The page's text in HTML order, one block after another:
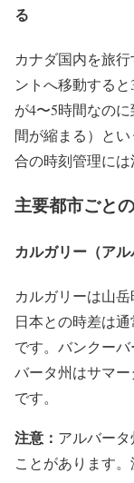
る
カナダ国内を旅
ントへ移動する
が4〜5時間なの
間が縮まる）と
合の時刻管理には
主要都市ごと
カルガリー（アル
カルガリーは山岳
日本との時差は
です。バンクー
バータ州はサマ
です。
注意： アルバー
ことがあります